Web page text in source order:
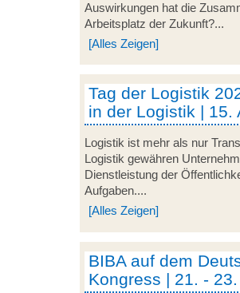
Auswirkungen hat die
Arbeitsplatz der Zukunft?...
[Alles Zeigen]
Tag der Logistik
in der Logistik | 15.
Logistik ist mehr als nur
Logistik gewähren
Dienstleistung der
Aufgaben....
[Alles Zeigen]
BIBA auf dem
Kongress | 21. -